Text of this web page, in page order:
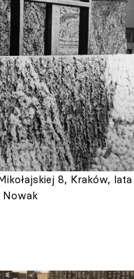
8, Kraków, lata
Nowak